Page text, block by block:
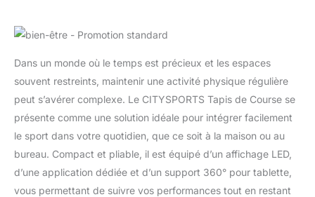
Dans un monde où le temps est précieux et les espaces
souvent restreints, maintenir une activité physique régulière
peut s’avérer complexe. Le CITYSPORTS Tapis de Course se
présente comme une solution idéale pour intégrer facilement
le sport dans votre quotidien, que ce soit à la maison ou au
bureau. Compact et pliable, il est équipé d’un affichage LED,
d’une application dédiée et d’un support 360° pour tablette,
vous permettant de suivre vos performances tout en restant